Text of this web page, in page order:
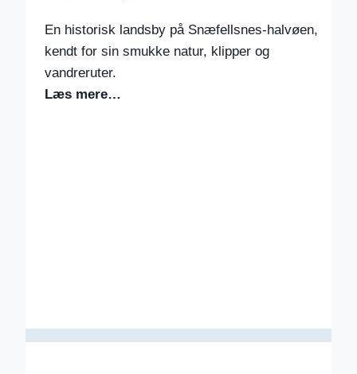
En historisk landsby på Snæfellsnes-halvøen,
kendt for sin smukke natur, klipper og
vandreruter.
Læs mere…